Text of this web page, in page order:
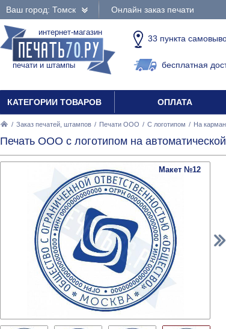
Ваш город: Томск Онлайн заказ печати
интернет-магазин
печати и штампы
33 пункта
бесплатная
КАТЕГОРИИ ТОВАРОВ ОПЛАТА
/ Заказ печатей, штампов / Печати ООО / С логотипом / На
Печать ООО с логотипом на
Макет №12